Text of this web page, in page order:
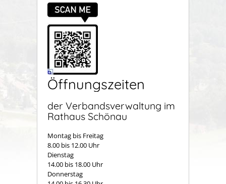
Öffnungszeiten
der Verbandsverwaltung im
Rathaus Schönau
Montag bis Freitag
8.00 bis 12.00 Uhr
Dienstag
14.00 bis 18.00 Uhr
Donnerstag